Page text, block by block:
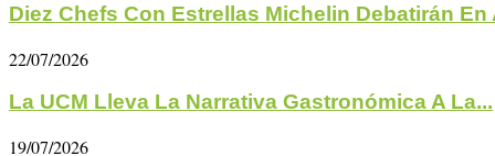
Diez Chefs Con Estrellas Michelin Debatirán En
22/07/2026
La UCM Lleva La Narrativa Gastronómica A La...
19/07/2026